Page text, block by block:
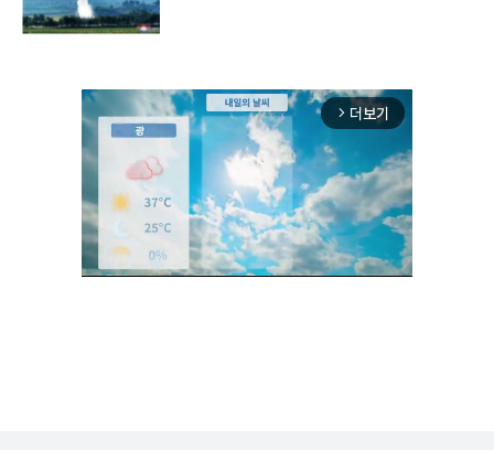
arrow_forward_ios 더보기